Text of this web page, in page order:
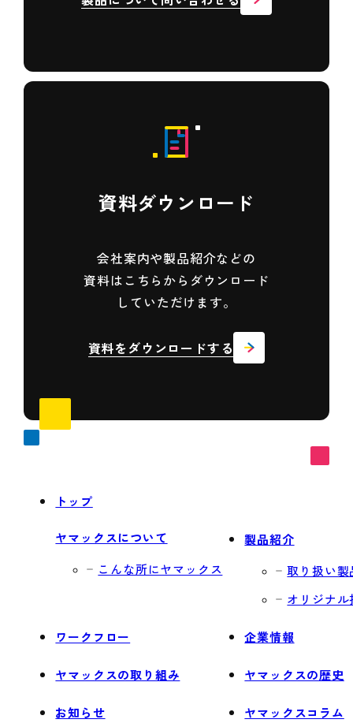
資料ダウンロード
会社案内や製品紹介などの
資料は こちらからダウンロード
していただけます。
資料をダウンロードする
トップ
ヤマックスについて
こんな所にヤマックス
製品紹介
取り扱い製
オリジナル
ワークフロー 企業情報
ヤマックスの取り組み ヤマックスの歴史
お知らせ ヤマックスコラム